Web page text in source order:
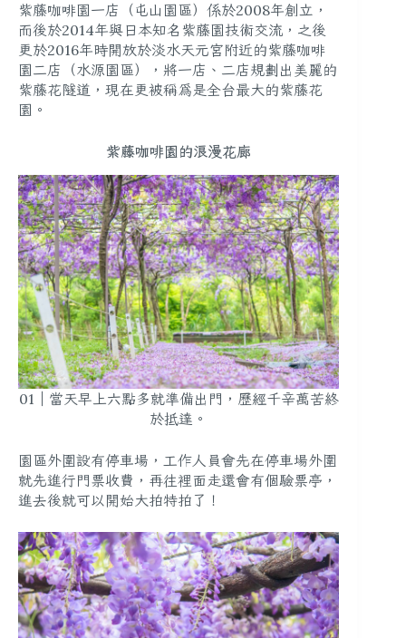
紫藤咖啡園一店（屯山園區）係於2008年創立，
而後於2014年與日本知名紫藤園技術交流，之後
更於2016年時開放於淡水天元宮附近的紫藤咖啡
園二店（水源園區），將一店、二店規劃出美麗的
紫藤花隧道，現在更被稱為是全台最大的紫藤花
園。
紫藤咖啡園的浪漫花廊
01｜當天早上六點多就準備出門，歷經千辛萬苦終
於抵達。
園區外圍設有停車場，工作人員會先在停車場外圍
就先進行門票收費，再往裡面走還會有個驗票亭，
進去後就可以開始大拍特拍了！